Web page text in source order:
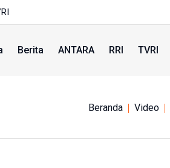
Berita ANTARA RRI TVRI
Beranda Video